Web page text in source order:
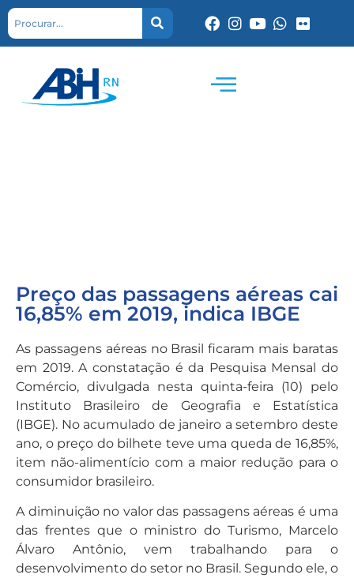
Preço das passagens aéreas cai
16,85% em 2019, indica IBGE
As passagens aéreas no Brasil ficaram mais baratas
em 2019. A constatação é da Pesquisa Mensal do
Comércio, divulgada nesta quinta-feira (10) pelo
Instituto Brasileiro de Geografia e Estatística
(IBGE). No acumulado de janeiro a setembro deste
ano, o preço do bilhete teve uma queda de 16,85%,
item não-alimentício com a maior redução para o
consumidor brasileiro.
A diminuição no valor das passagens aéreas é uma
das frentes que o ministro do Turismo, Marcelo
Álvaro Antônio, vem trabalhando para o
desenvolvimento do setor no Brasil. Segundo ele, o